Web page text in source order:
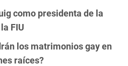
como presidenta de la
FIU
los matrimonios gay en
raíces?